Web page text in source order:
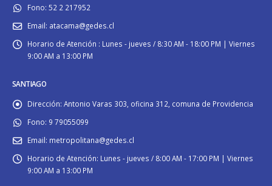
Fono: 52 2 217952
Email: atacama@gedes.cl
Horario de Atención : Lunes - jueves / 8:30 AM - 18:00 PM | Viernes
9:00 AM a 13:00 PM
SANTIAGO
Dirección: Antonio Varas 303, oficina 312, comuna de Providencia
Fono: 9 79055099
Email: metropolitana@gedes.cl
Horario de Atención: Lunes - jueves / 8:00 AM - 17:00 PM | Viernes
9:00 AM a 13:00 PM